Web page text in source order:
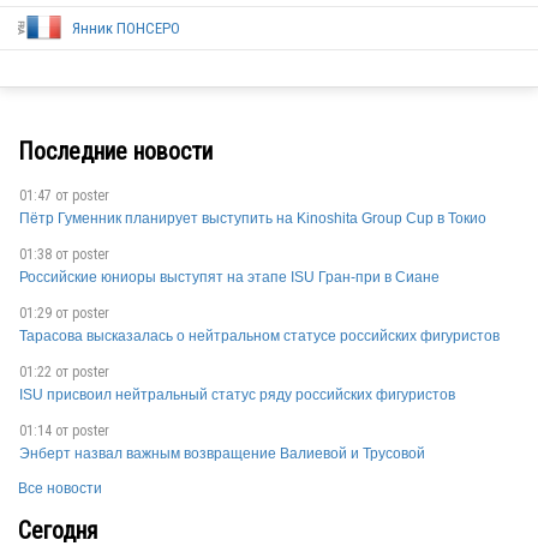
FRA
FRA
Янник ПОНСЕРО
Последние новости
01:47 от poster
Пётр Гуменник планирует выступить на Kinoshita Group Cup в Токио
01:38 от poster
Российские юниоры выступят на этапе ISU Гран-при в Сиане
01:29 от poster
Тарасова высказалась о нейтральном статусе российских фигуристов
01:22 от poster
ISU присвоил нейтральный статус ряду российских фигуристов
01:14 от poster
Энберт назвал важным возвращение Валиевой и Трусовой
Все новости
Сегодня